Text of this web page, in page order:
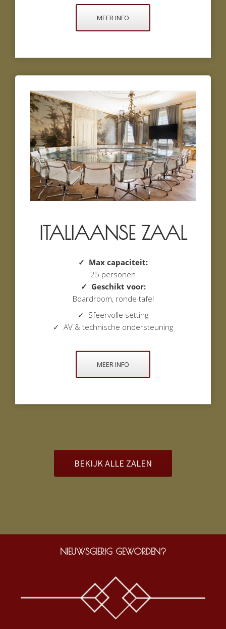
MEER INFO
ITALIAANSE ZAAL
✓ Max capaciteit:
25 personen
✓ Geschikt voor:
Boardroom, ronde tafel
✓ Sfeervolle setting
✓ AV & technische ondersteuning
MEER INFO
BEKIJK ALLE ZALEN
NIEUWSGIERIG GEWORDEN?